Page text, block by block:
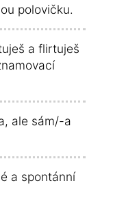
polovičku.
a flirtuješ
ale sám/-a
a spontánní